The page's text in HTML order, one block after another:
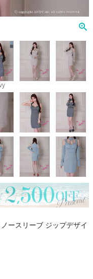
ースリーブ ジップデザイ